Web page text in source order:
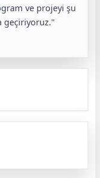
ve projeyi şu
geçiriyoruz."